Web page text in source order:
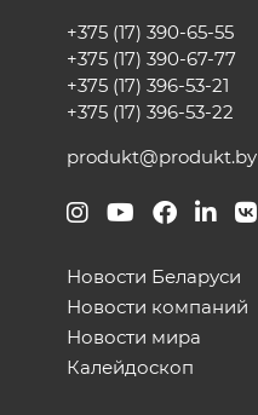
+375 (17) 390-65-55
+375 (17) 390-67-77
+375 (17) 396-53-21
+375 (17) 396-53-22
produkt@produkt.by
Новости Беларуси
Новости компаний
Новости мира
Калейдоскоп